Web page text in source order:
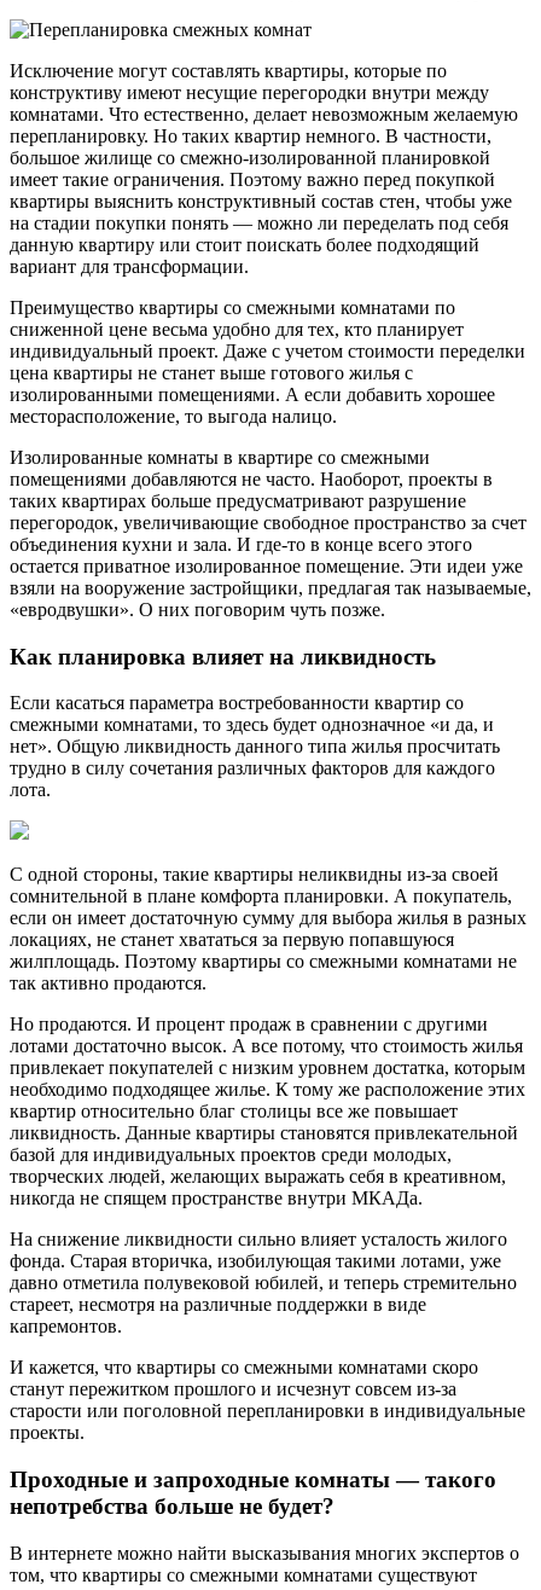
Исключение могут составлять квартиры, которые по
конструктиву имеют несущие перегородки внутри между
комнатами. Что естественно, делает невозможным желаемую
перепланировку. Но таких квартир немного. В частности,
большое жилище со смежно-изолированной планировкой
имеет такие ограничения. Поэтому важно перед покупкой
квартиры выяснить конструктивный состав стен, чтобы уже
на стадии покупки понять — можно ли переделать под себя
данную квартиру или стоит поискать более подходящий
вариант для трансформации.
Преимущество квартиры со смежными комнатами по
сниженной цене весьма удобно для тех, кто планирует
индивидуальный проект. Даже с учетом стоимости переделки
цена квартиры не станет выше готового жилья с
изолированными помещениями. А если добавить хорошее
месторасположение, то выгода налицо.
Изолированные комнаты в квартире со смежными
помещениями добавляются не часто. Наоборот, проекты в
таких квартирах больше предусматривают разрушение
перегородок, увеличивающие свободное пространство за счет
объединения кухни и зала. И где-то в конце всего этого
остается приватное изолированное помещение. Эти идеи уже
взяли на вооружение застройщики, предлагая так называемые,
«евродвушки». О них поговорим чуть позже.
Как планировка влияет на ликвидность
Если касаться параметра востребованности квартир со
смежными комнатами, то здесь будет однозначное «и да, и
нет». Общую ликвидность данного типа жилья просчитать
трудно в силу сочетания различных факторов для каждого
лота.
С одной стороны, такие квартиры неликвидны из-за своей
сомнительной в плане комфорта планировки. А покупатель,
если он имеет достаточную сумму для выбора жилья в разных
локациях, не станет хвататься за первую попавшуюся
жилплощадь. Поэтому квартиры со смежными комнатами не
так активно продаются.
Но продаются. И процент продаж в сравнении с другими
лотами достаточно высок. А все потому, что стоимость жилья
привлекает покупателей с низким уровнем достатка, которым
необходимо подходящее жилье. К тому же расположение этих
квартир относительно благ столицы все же повышает
ликвидность. Данные квартиры становятся привлекательной
базой для индивидуальных проектов среди молодых,
творческих людей, желающих выражать себя в креативном,
никогда не спящем пространстве внутри МКАДа.
На снижение ликвидности сильно влияет усталость жилого
фонда. Старая вторичка, изобилующая такими лотами, уже
давно отметила полувековой юбилей, и теперь стремительно
стареет, несмотря на различные поддержки в виде
капремонтов.
И кажется, что квартиры со смежными комнатами скоро
станут пережитком прошлого и исчезнут совсем из-за
старости или поголовной перепланировки в индивидуальные
проекты.
Проходные и запроходные комнаты — такого
непотребства больше не будет?
В интернете можно найти высказывания многих экспертов о
том, что квартиры со смежными комнатами существуют